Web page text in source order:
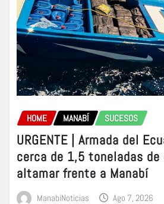
HOME MANABÍ SUCESOS
URGENTE | Armada del
cerca de 1,5 toneladas de
altamar frente a Manabí
ManabiNoticias Ago 7, 2026